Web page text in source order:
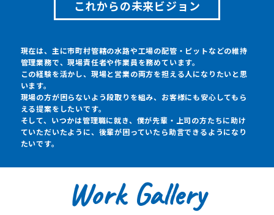
これからの未来ビジョン
現在は、主に市町村管轄の水路や工場の配管・ピットなどの維持
管理業務で、現場責任者や作業員を務めています。
この経験を活かし、現場と営業の両方を担える人になりたいと思
います。
現場の方が困らないよう段取りを組み、お客様にも安心してもら
える提案をしたいです。
そして、いつかは管理職に就き、僕が先輩・上司の方たちに助け
ていただいたように、後輩が困っていたら助言できるようになり
たいです。
Work Gallery